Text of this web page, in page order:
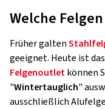
Welche
Früher galten
geeignet. Heute ist
Felgenoutletkönnen
"Wintertauglich"
ausschließlich